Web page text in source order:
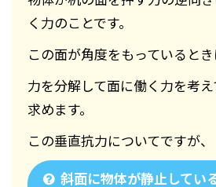
く力のことです。
この面が角度をもっているとき
力を分解して面に働く力を考
求めます。
この垂直抗力についてですが、
斜面に物体が静止してい